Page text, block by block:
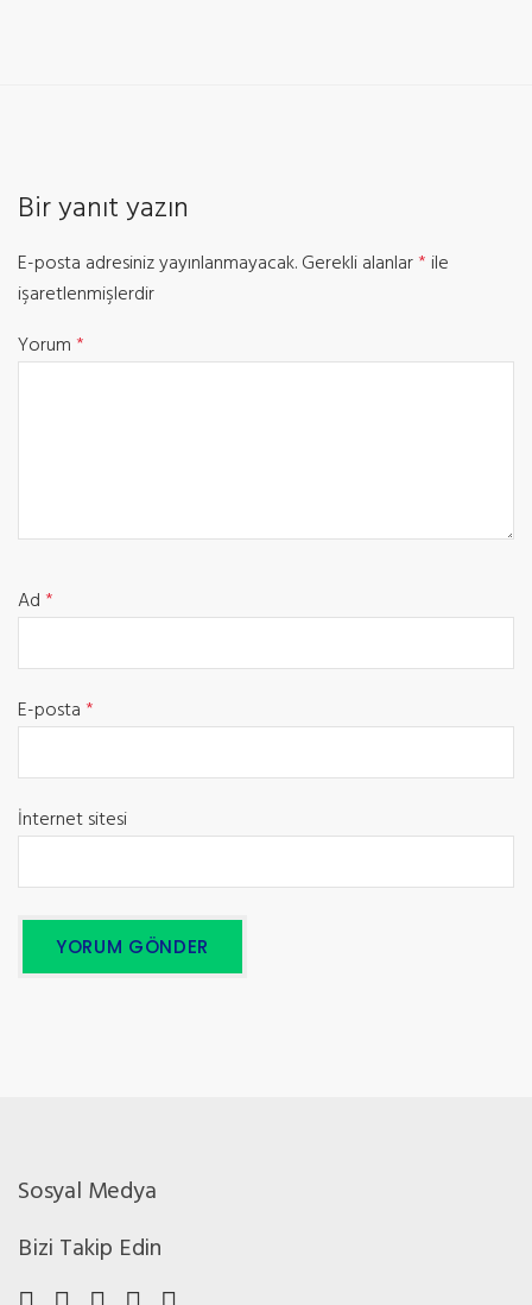
Bir yanıt yazın
E-posta adresiniz yayınlanmayacak.Gerekli alanlar* ile
işaretlenmişlerdir
Yorum*
Ad*
E-posta*
İnternet sitesi
Sosyal Medya
Bizi Takip Edin